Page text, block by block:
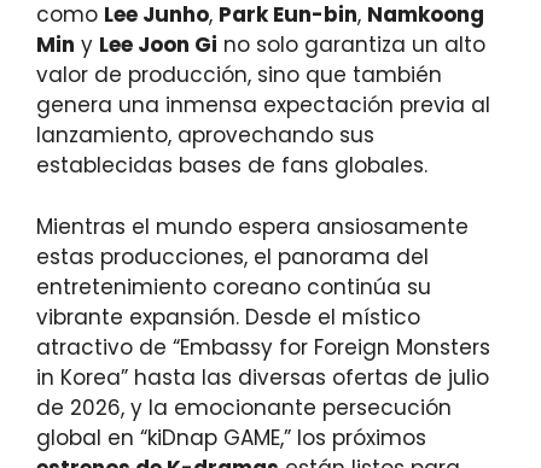
como Lee Junho, Park Eun-bin, Namkoong
Min y Lee Joon Gi no solo garantiza un alto
valor de producción, sino que también
genera una inmensa expectación previa al
lanzamiento, aprovechando sus
establecidas bases de fans globales.
Mientras el mundo espera ansiosamente
estas producciones, el panorama del
entretenimiento coreano continúa su
vibrante expansión. Desde el místico
atractivo de “Embassy for Foreign Monsters
in Korea” hasta las diversas ofertas de julio
de 2026, y la emocionante persecución
global en “kiDnap GAME,” los próximos